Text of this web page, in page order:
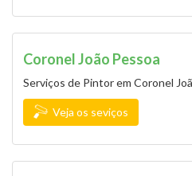
Coronel João Pessoa
Serviços de Pintor em Coronel
Veja os seviços